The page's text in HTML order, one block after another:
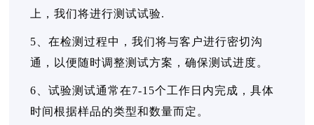
上，我们将进行测试试验.
5、在检测过程中，我们将与客户进行密切沟
通，以便随时调整测试方案，确保测试进度。
6、试验测试通常在7-15个工作日内完成，具体
时间根据样品的类型和数量而定。